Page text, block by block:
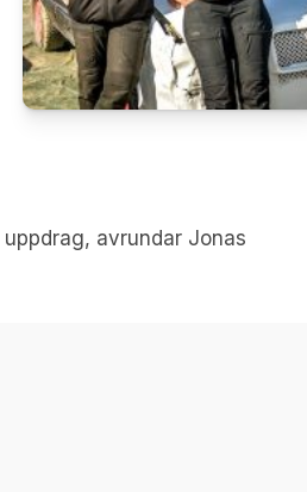
avrundar Jonas